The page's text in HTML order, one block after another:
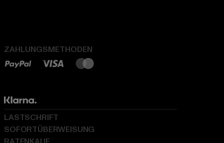
ZAHLUNGSMETHODEN
LASTSCHRIFT
SOFORTÜBERWEISUNG